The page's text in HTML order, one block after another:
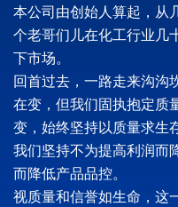
本公司由创始人算起，从
个老哥们儿在化工行业几
下市场。
回首过去，一路走来沟沟
在变，但我们固执抱定质
变，始终坚持以质量求生
我们坚持不为提高利润而
而降低产品品控。
视质量和信誉如生命，这